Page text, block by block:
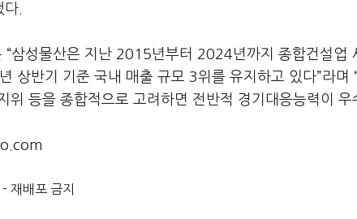
.
“삼성물산은 지난 2015년부터 2024년까지 종합건설업
상반기 기준 국내 매출 규모 3위를 유지하고 있다”라며
위 등을 종합적으로 고려하면 전반적 경기대응능력이 우
재배포 금지